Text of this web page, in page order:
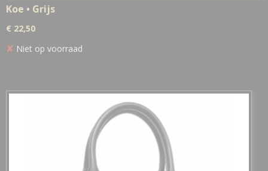
Koe • Grijs
€ 22,50
✘ Niet op voorraad